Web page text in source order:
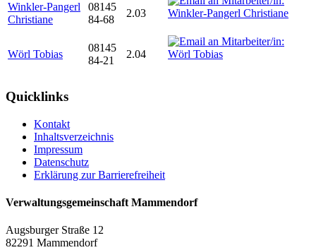
Winkler-Pangerl
Christiane
08145
84-68
2.03
Wörl Tobias
08145
84-21
2.04
Quicklinks
Kontakt
Inhaltsverzeichnis
Impressum
Datenschutz
Erklärung zur Barrierefreiheit
Verwaltungsgemeinschaft Mammendorf
Augsburger Straße 12
82291 Mammendorf